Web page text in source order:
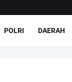
POLRI DAERAH